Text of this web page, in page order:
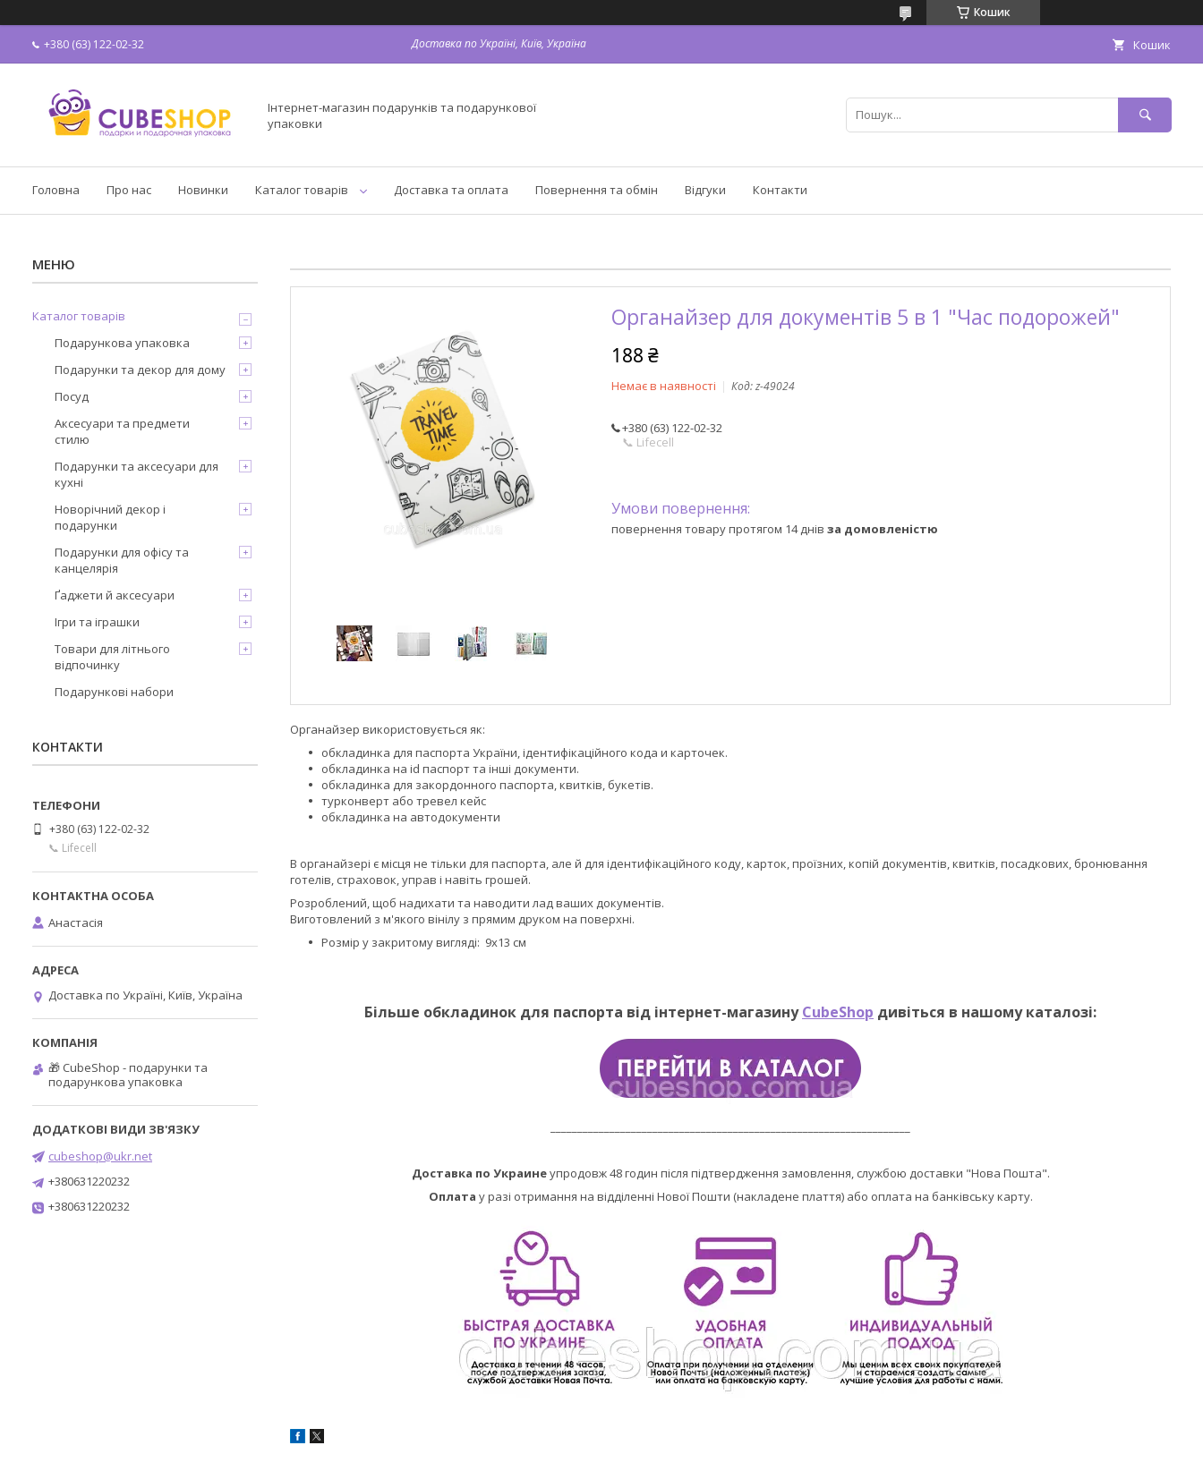
Кошик
+380 (63) 122-02-32 Доставка по Україні, Київ, Україна Кошик
Інтернет-магазин подарунків та подарункової
упаковки
Головна Про нас Новинки Каталог товарів Доставка та оплата Повернення та обмін Відгуки Контакти
Органайзер для документів 5 в 1 "Час подорожей"
188 ₴
Немає в наявності Код:z-49024
+380 (63) 122-02-32
📞 Lifecell
повернення товару протягом 14 днів за домовленістю
Органайзер використовується як:
обкладинка для паспорта України, ідентифікаційного кода и карточек.
обкладинка на id паспорт та інші документи.
обкладинка для закордонного паспорта, квитків, букетів.
турконверт або тревел кейс
обкладинка на автодокументи
В органайзері є місця не тільки для паспорта, але й для ідентифікаційного коду, карток, проїзних, копій документів, квитків, посадкових, бронювання
готелів, страховок, управ і навіть грошей.
Розроблений, щоб надихати та наводити лад ваших документів.
Виготовлений з м'якого вінілу з прямим друком на поверхні.
Розмір у закритому вигляді: 9х13 см
Більше обкладинок для паспорта від інтернет-магазинуCubeShop дивіться в нашому каталозі:
Доставка по Украинеупродовж 48 годин після підтвердження замовлення, службою доставки "Нова Пошта".
Оплата у разі отримання на відділенні Нової Пошти (накладене плаття) або оплата на банківську карту.
Каталог товарів
Подарункова упаковка
Подарунки та декор для дому
Посуд
Аксесуари та предмети
стилю
Подарунки та аксесуари для
кухні
Новорічний декор і
подарунки
Подарунки для офісу та
канцелярія
Ґаджети й аксесуари
Ігри та іграшки
Товари для літнього
відпочинку
Подарункові набори
КОНТАКТИ
+380 (63) 122-02-32
📞 Lifecell
Анастасія
Доставка по Україні, Київ, Україна
🎁 CubeShop - подарунки та
подарункова упаковка
cubeshop@ukr.net
+380631220232
+380631220232